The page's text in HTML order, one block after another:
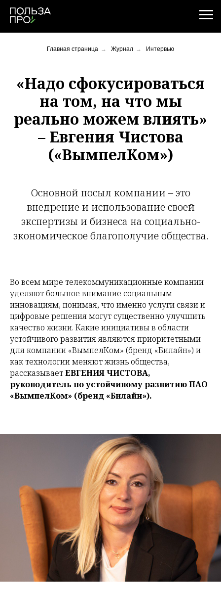
Главная страница → Журнал → Интервью
«Надо сфокусироваться
на том, на что мы
реально можем влиять»
– Евгения Чистова
(«ВымпелКом»)
Основной посыл компании – это
внедрение и использование своей
экспертизы и бизнеса на социально-
экономическое благополучие общества.
Во всем мире телекоммуникационные компании
уделяют большое внимание социальным
инновациям, понимая, что именно услуги связи и
цифровые решения могут существенно улучшить
качество жизни. Какие инициативы в области
устойчивого развития являются приоритетными
для компании «ВымпелКом» (бренд «Билайн») и
как технологии меняют жизнь общества,
рассказываетЕВГЕНИЯ ЧИСТОВА,
руководитель по устойчивому развитию ПАО
«ВымпелКом» (бренд «Билайн»).